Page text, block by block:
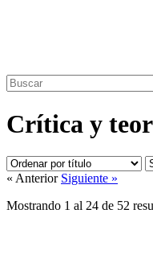
Crítica y
« Anterior Siguiente »
Mostrando 1 al 24 de 52